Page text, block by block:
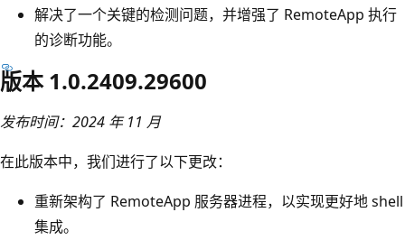
解决了一个关键的检测问题，并增强了 RemoteApp 执行
的诊断功能。
版本 1.0.2409.29600
发布时间：2024 年 11 月
在此版本中，我们进行了以下更改：
重新架构了 RemoteApp 服务器进程，以实现更好地 shell
集成。